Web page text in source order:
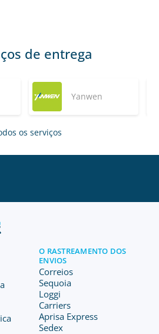
de entrega
Yanwen
os serviços
O RASTREAMENTO DOS
ENVIOS
Correios
Sequoia
Loggi
Carriers
Aprisa Express
Sedex